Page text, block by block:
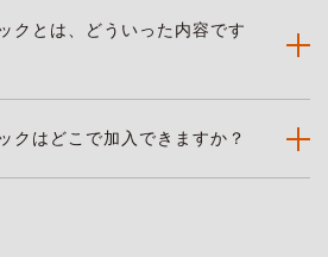
クとは、どういった内容です
クはどこで加入できますか？